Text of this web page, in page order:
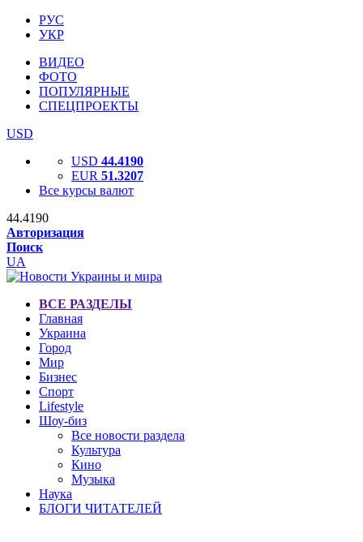
РУС
УКР
ВИДЕО
ФОТО
ПОПУЛЯРНЫЕ
СПЕЦПРОЕКТЫ
USD
USD 44.4190
EUR 51.3207
Все курсы валют
44.4190
Авторизация
Поиск
UA
ВСЕ РАЗДЕЛЫ
Главная
Украина
Город
Мир
Бизнес
Спорт
Lifestyle
Шоу-биз
Все новости раздела
Культура
Кино
Музыка
Наука
БЛОГИ ЧИТАТЕЛЕЙ